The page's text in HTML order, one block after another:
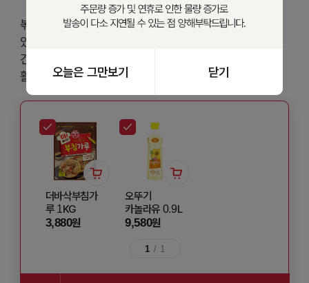
볶아 나온 요즘 미역은 불릴 필요 없이 편리하게 이용할 수
있어요! 부드러운 잎만 사용한 미역으로 아이 간식이나
건강식으로 만들어보세요. 간편하게 맛있게 다양한 요리에
활용해보세요
더바삭부침가
루 1KG
3,880원
오뚜기
카놀라유 0.9L
9,580원
1 / 1
오늘은 그만보기 닫기